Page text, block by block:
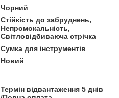
Чорний
Стійкість до забруднень,
Непромокальність,
Світловідбиваюча стрічка
Сумка для інструментів
Новий
Термін відвантаження 5 днів